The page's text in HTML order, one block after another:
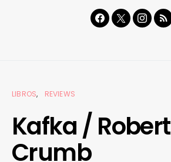
LIBROS REVIEWS
Kafka / Robert
Crumb